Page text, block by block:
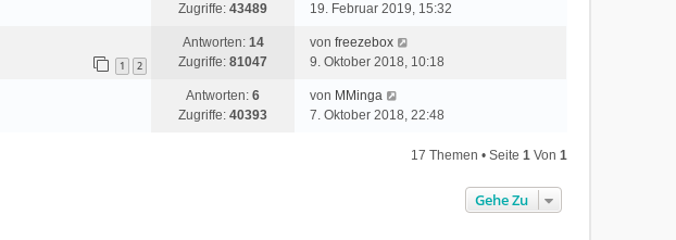
Zugriffe:43489
19. Februar 2019, 15:32
1 2
Antworten: 14
Zugriffe:81047
vonfreezebox
9. Oktober 2018, 10:18
Antworten:6
Zugriffe:40393
von MMinga
7. Oktober 2018, 22:48
17 Themen • Seite 1Von 1
Gehe Zu